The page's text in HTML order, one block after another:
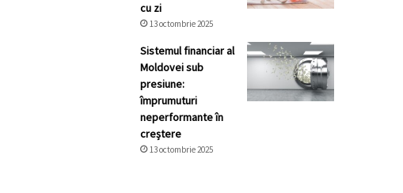
cu zi
13 octombrie 2025
Sistemul financiar al
Moldovei sub
presiune:
împrumuturi
neperformante în
creștere
13 octombrie 2025